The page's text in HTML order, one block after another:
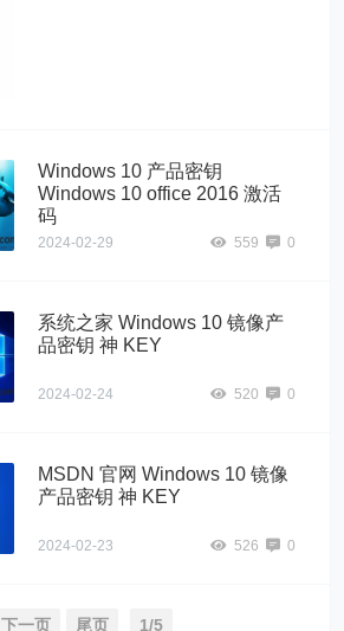
Windows 10 产品密钥
Windows 10 office 2016 激活
码
2024-02-29 559 0
系统之家 Windows 10 镜像产
品密钥 神 KEY
2024-02-24 520 0
MSDN 官网 Windows 10 镜像
产品密钥 神 KEY
2024-02-23 526 0
下一页 尾页 1/5